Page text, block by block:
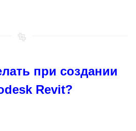
при создании
Revit?